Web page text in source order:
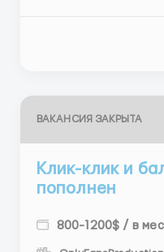
ВАКАНСИЯ ЗАКРЫТА
Клик-клик и
пополнен
800-1200$ / в